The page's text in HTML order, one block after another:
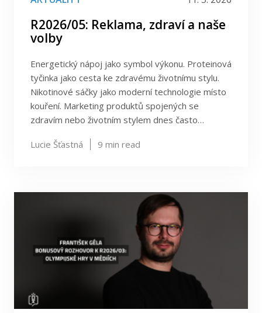
R2026/05: Reklama, zdraví a naše
volby
Energetický nápoj jako symbol výkonu. Proteinová
tyčinka jako cesta ke zdravému životnímu stylu.
Nikotinové sáčky jako moderní technologie místo
kouření. Marketing produktů spojených se
zdravím nebo životním stylem dnes často…
Lucie Šťastná 9 min read